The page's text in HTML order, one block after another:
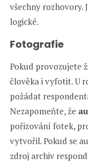
všechny rozhovory.
logické.
Fotografie
Pokud provozujete
člověka i vyfotit. U
požádat
Nezapomeňte, že
pořizování fotek,
vytvořil. Pokud se
zdroj archiv